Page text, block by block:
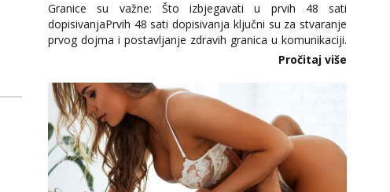
Granice su važne: Što izbjegavati u prvih 48 sati
dopisivanjaPrvih 48 sati dopisivanja ključni su za stvaranje
prvog dojma i postavljanje zdravih granica u komunikaciji.
Važno je izbjeći prebrzo otkrivanje osobnih ili intimnih
informacija, jer nepoznata osoba još nije zaslužila to
povjerenje. Takođe...
Pročitaj više